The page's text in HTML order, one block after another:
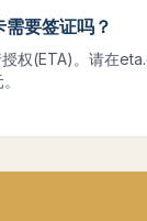
要签证吗？
权(ETA)。请在